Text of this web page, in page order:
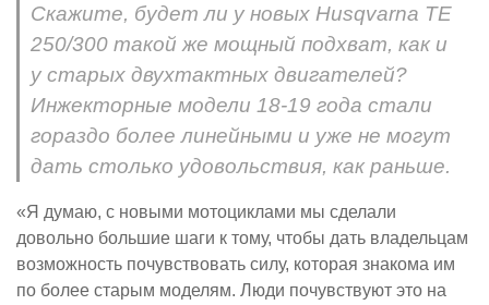
Скажите, будет ли у новых Husqvarna TE
250/300 такой же мощный подхват, как и
у старых двухтактных двигателей?
Инжекторные модели 18-19 года стали
гораздо более линейными и уже не могут
дать столько удовольствия, как раньше.
«Я думаю, с новыми мотоциклами мы сделали
довольно большие шаги к тому, чтобы дать владельцам
возможность почувствовать силу, которая знакома им
по более старым моделям. Люди почувствуют это на